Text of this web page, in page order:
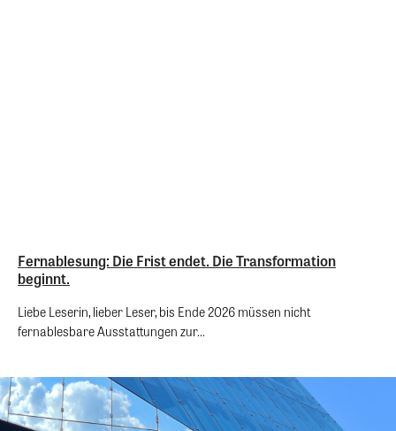
Fernablesung: Die Frist endet. Die Transformation
beginnt.
Liebe Leserin, lieber Leser, bis Ende 2026 müssen nicht
fernablesbare Ausstattungen zur...